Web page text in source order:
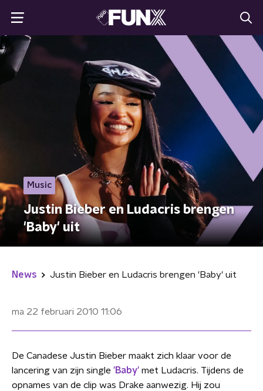
Music
Justin Bieber en Ludacris brengen
'Baby' uit
News Justin Bieber en Ludacris brengen 'Baby' uit
ma 22 februari 2010 11:06
De Canadese Justin Bieber maakt zich klaar voor de
lancering van zijn single 'Baby' met Ludacris. Tijdens de
opnames van de clip was Drake aanwezig. Hij zou